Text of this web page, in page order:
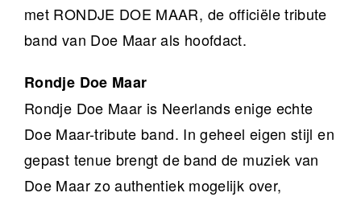
met RONDJE DOE MAAR, de officiële tribute
band van Doe Maar als hoofdact.
Rondje Doe Maar
Rondje Doe Maar is Neerlands enige echte
Doe Maar-tribute band. In geheel eigen stijl en
gepast tenue brengt de band de muziek van
Doe Maar zo authentiek mogelijk over,